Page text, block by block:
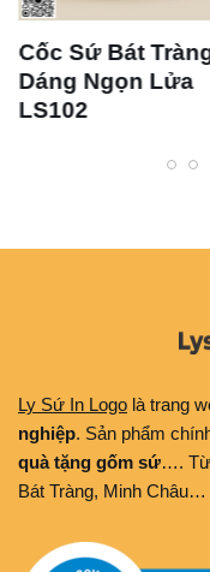
Cốc Sứ Bát Tràng
Dáng Ngọn Lửa
LS102
Ly Sứ In Logo là trang
nghiệp. Sản phẩm
quà tặng gốm sứ…. Từ
Bát Tràng, Minh Châu…